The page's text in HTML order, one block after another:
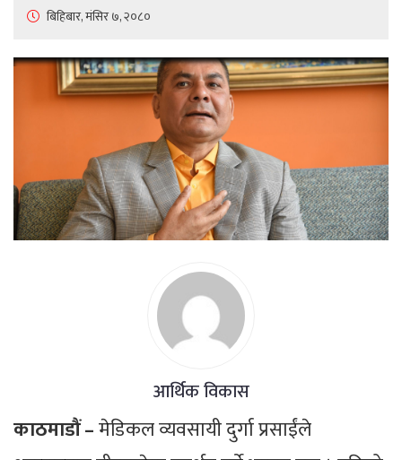
बिहिबार, मंसिर ७, २०८०
आर्थिक विकास
काठमाडौं –मेडिकल व्यवसायी दुर्गा प्रसाईंले